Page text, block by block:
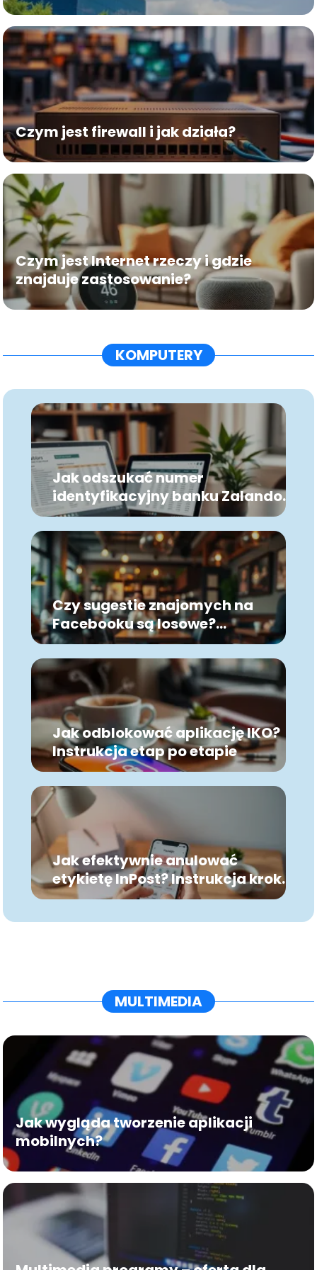
Czym jest firewall i jak działa?
Czym jest Internet rzeczy i gdzie
znajduje zastosowanie?
KOMPUTERY
Jak odszukać numer
identyfikacyjny banku Zalando i
dlaczego ma to znaczenie?
Czy sugestie znajomych na
Facebooku są losowe?
Wyjaśniamy!
Jak odblokować aplikację IKO?
Instrukcja etap po etapie
Jak efektywnie anulować
etykietę InPost? Instrukcja krok
po kroku
MULTIMEDIA
Jak wygląda tworzenie aplikacji
mobilnych?